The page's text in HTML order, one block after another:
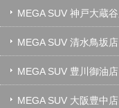
MEGA SUV 神戸大蔵
MEGA SUV 清水鳥坂店
MEGA SUV 豊川御油店
MEGA SUV 大阪豊中店